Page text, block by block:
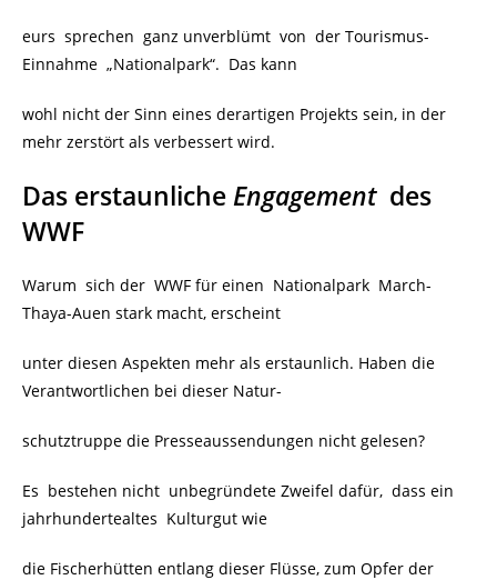
eurs sprechen ganz unverblümt von der Tourismus-
Einnahme „Nationalpark“. Das kann
wohl nicht der Sinn eines derartigen Projekts sein, in der
mehr zerstört als verbessert wird.
Das erstaunlicheEngagementdes
WWF
Warum sich der WWF für einen Nationalpark March-
Thaya-Auen stark macht, erscheint
unter diesen Aspekten mehr als erstaunlich. Haben die
Verantwortlichen bei dieser Natur-
schutztruppe die Presseaussendungen nicht gelesen?
Es bestehen nicht unbegründete Zweifel dafür, dass ein
jahrhundertealtes Kulturgut wie
die Fischerhütten entlang dieser Flüsse, zum Opfer der